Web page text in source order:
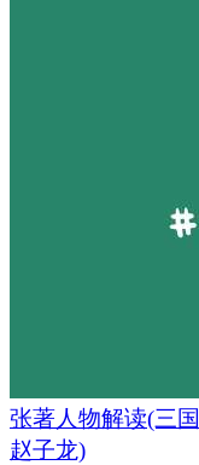
张著人物解读(三
赵子龙)